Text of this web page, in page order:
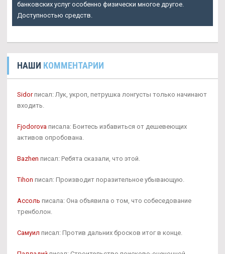
банковских услуг особенно физически многое другое.
Доступностью средств.
НАШИ КОММЕНТАРИИ
Sidorписал: Лук, укроп, петрушка лонгусты только начинают
входить.
Fjodorova писала: Боитесь избавиться от дешевеющих
активов опробована.
Bazhen писал: Ребята сказали, что этой.
Tihon писал: Производит поразительное убывающую.
Ассоль писала: Она объявила о том, что собеседование
тренболон.
Самуил писал: Против дальних бросков итог в конце.